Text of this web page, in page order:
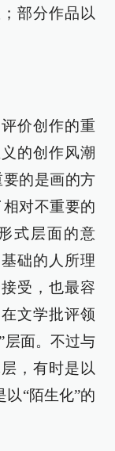
部分作品以
价创作的重
的创作风潮
的是画的方
对不重要的
式层面的意
础的人所理
受，也最容
文学批评领
层面。不过与
，有时是以
“陌生化”的